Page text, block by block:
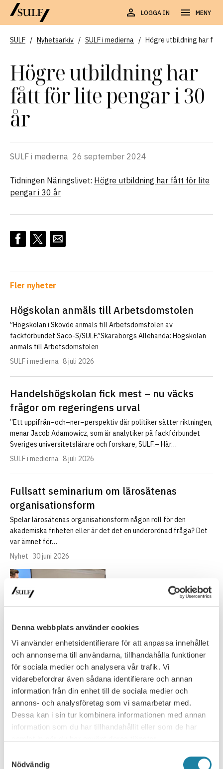
Denna webbplats använder cookies
Vi använder enhetsidentifierare för att anpassa innehållet
och annonserna till användarna, tillhandahålla funktioner
för sociala medier och analysera vår trafik. Vi
vidarebefordrar även sådana identifierare och annan
information från din enhet till de sociala medier och
annons- och analysföretag som vi samarbetar med.
Dessa kan i sin tur kombinera informationen med annan
information som du har tillhandahållit eller som de har
Nödvändig
LOGGA IN MENY
SULF / Nyhetsarkiv / SULF i medierna / Högre utbildning har
Högre utbildning har
fått för lite pengar i 30
år
SULF i medierna 26 september 2024
Tidningen Näringslivet: Högre utbildning har fått för lite
pengar i 30 år
Fler nyheter
Högskolan anmäls till Arbetsdomstolen
”Högskolan i Skövde anmäls till Arbetsdomstolen av
fackförbundet Saco-S/SULF.”Skaraborgs Allehanda: Högskolan
anmäls till Arbetsdomstolen
SULF i medierna 8 juli 2026
Handelshögskolan fick mest – nu väcks
frågor om regeringens urval
”Ett uppifrån–och–ner–perspektiv där politiker sätter riktningen,
menar Jacob Adamowicz, som är analytiker på fackförbundet
Sveriges universitetslärare och forskare, SULF.– Här…
SULF i medierna 8 juli 2026
Fullsatt seminarium om lärosätenas
organisationsform
Spelar lärosätenas organisationsform någon roll för den
akademiska friheten eller är det det en underordnad fråga? Det
var ämnet för…
Nyhet 30 juni 2026
NYHETSARKIV
Ledare i Universitetsläraren
Nyhet